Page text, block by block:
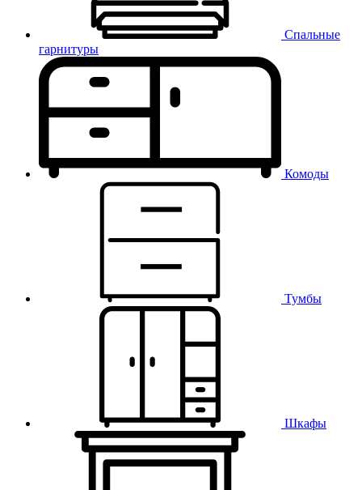
Спальные
гарнитуры
Комоды
Тумбы
Шкафы